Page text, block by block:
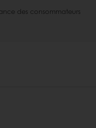
des consommateurs